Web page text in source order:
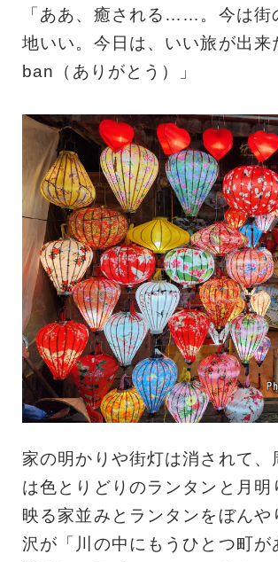
「ああ、癒される……。今は街
地いい。今日は、いい旅が出
ban（ありがとう）」
家の明かりや街灯は消されて、
は色とりどりのランタンと月明
映る家並みとランタンをぼんや
沢が「川の中にもうひとつ町が